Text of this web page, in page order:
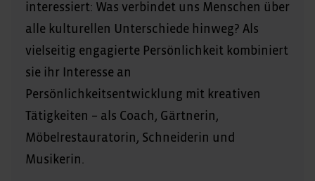
interessiert: Was verbindet uns Menschen über
alle kulturellen Unterschiede hinweg? Als
vielseitig engagierte Persönlichkeit kombiniert
sie ihr Interesse an
Persönlichkeitsentwicklung mit kreativen
Tätigkeiten – als Coach, Gärtnerin,
Möbelrestauratorin, Schneiderin und
Musikerin.